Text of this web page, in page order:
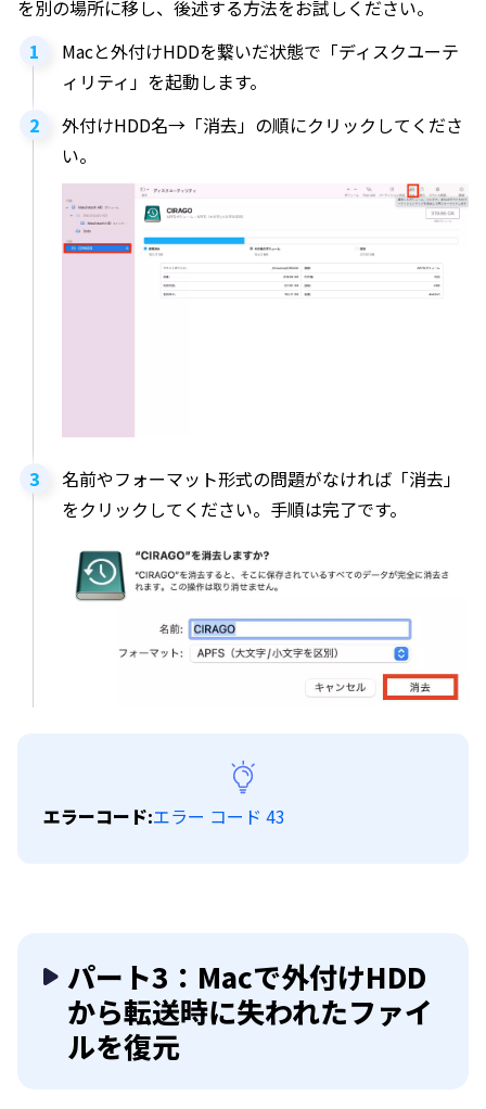
を別の場所に移し、後述する方法をお試しください。
Macと外付けHDDを繋いだ状態で「ディスクユーテ
ィリティ」を起動します。
外付けHDD名→「消去」の順にクリックしてくださ
い。
名前やフォーマット形式の問題がなければ「消去」
をクリックしてください。手順は完了です。
エラーコード:エラー コード 43
パート3：Macで外付けHDD
から転送時に失われたファイ
ルを復元